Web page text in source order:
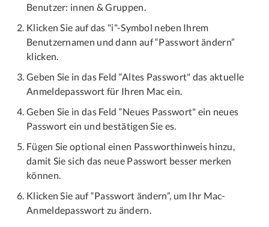
Benutzer: innen & Gruppen.
Klicken Sie auf das "i"-Symbol neben Ihrem
Benutzernamen und dann auf “Passwort ändern”
klicken.
Geben Sie in das Feld “Altes Passwort" das aktuelle
Anmeldepasswort für Ihren Mac ein.
Geben Sie in das Feld “Neues Passwort" ein neues
Passwort ein und bestätigen Sie es.
Fügen Sie optional einen Passworthinweis hinzu,
damit Sie sich das neue Passwort besser merken
können.
Klicken Sie auf “Passwort ändern”, um Ihr Mac-
Anmeldepasswort zu ändern.